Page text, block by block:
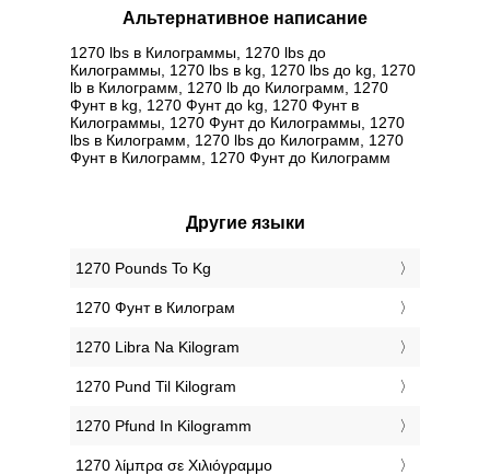
Альтернативное написание
1270 lbs в Килограммы, 1270 lbs до
Килограммы, 1270 lbs в kg, 1270 lbs до kg, 1270
lb в Килограмм, 1270 lb до Килограмм, 1270
Фунт в kg, 1270 Фунт до kg, 1270 Фунт в
Килограммы, 1270 Фунт до Килограммы, 1270
lbs в Килограмм, 1270 lbs до Килограмм, 1270
Фунт в Килограмм, 1270 Фунт до Килограмм
Другие языки
‎1270 Pounds To Kg
‎1270 Фунт в Килограм
‎1270 Libra Na Kilogram
‎1270 Pund Til Kilogram
‎1270 Pfund In Kilogramm
‎1270 λίμπρα σε Χιλιόγραμμο